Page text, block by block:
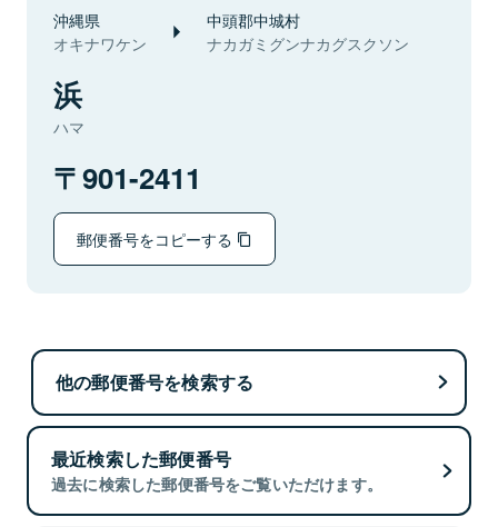
沖縄県
オキナワケン
中頭郡中城村
ナカガミグンナカグスクソン
浜
ハマ
901-2411
郵便番号をコピーする
他の郵便番号を検索する
最近検索した郵便番号
過去に検索した郵便番号をご覧いただけます。